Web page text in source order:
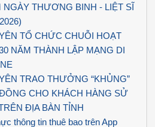
NGÀY THƯƠNG BINH - LIỆT SĨ
TỔ CHỨC CHUỖI HOẠT
NĂM THÀNH LẬP MẠNG DI
TRAO THƯỞNG “KHỦNG”
CHO KHÁCH HÀNG SỬ
ĐỊA BÀN TỈNH
thông tin thuê bao trên App